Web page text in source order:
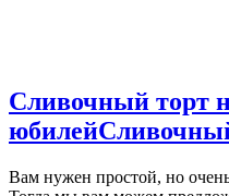
Сливочный торт
юбилей
Вам нужен простой, но